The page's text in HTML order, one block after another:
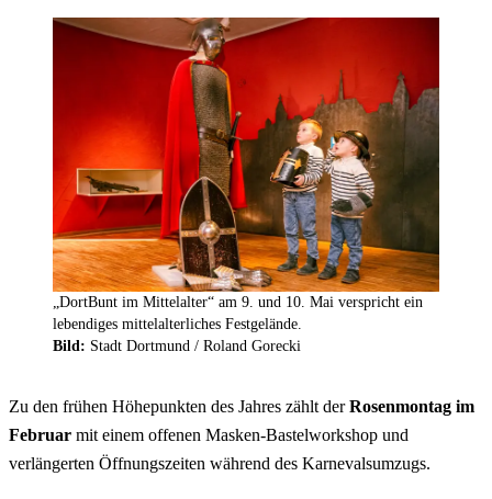
„DortBunt im Mittelalter“ am 9. und 10. Mai verspricht ein
lebendiges mittelalterliches Festgelände.
Bild: Stadt Dortmund / Roland Gorecki
Zu den frühen Höhepunkten des Jahres zählt derRosenmontag im
Februar mit einem offenen Masken-Bastelworkshop und
verlängerten Öffnungszeiten während des Karnevalsumzugs.